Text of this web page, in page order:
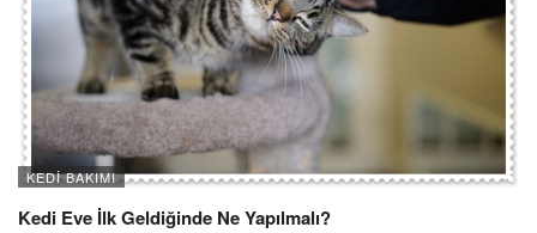
KEDI BAKIMI
Kedi Eve İlk Geldiğinde Ne Yapılmalı?